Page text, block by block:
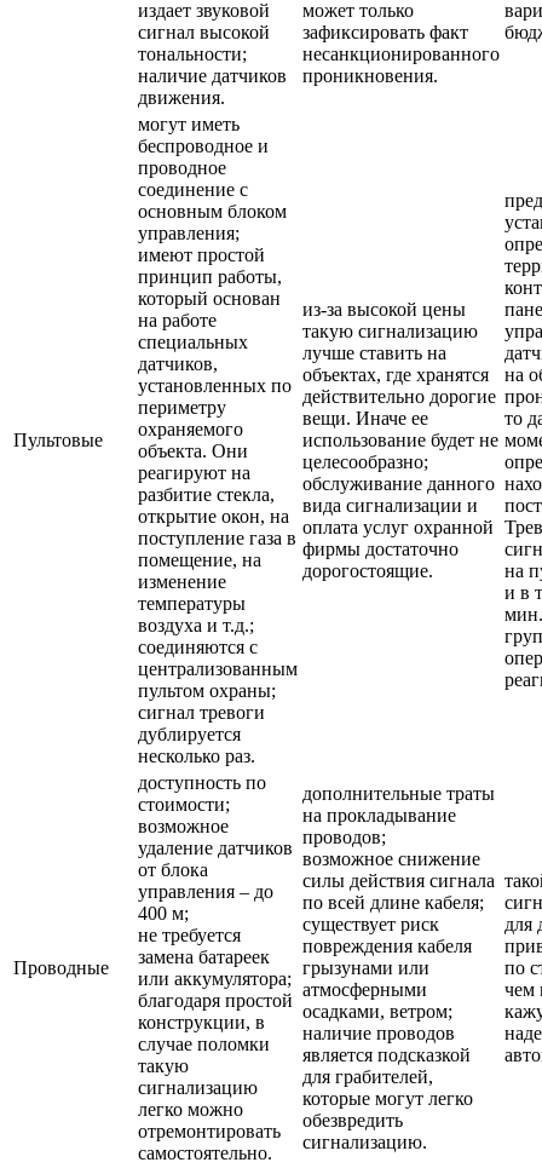
издает звуковой
сигнал высокой
тональности;
наличие датчиков
движения.
может только
зафиксировать факт
несанкционированного
проникновения.
Пультовые
могут иметь
беспроводное и
проводное
соединение с
основным блоком
управления;
имеют простой
принцип работы,
который основан
на работе
специальных
датчиков,
установленных по
периметру
охраняемого
объекта. Они
реагируют на
разбитие стекла,
открытие окон, на
поступление газа в
помещение, на
изменение
температуры
воздуха и т.д.;
соединяются с
централизованным
пультом охраны;
сигнал тревоги
дублируется
несколько раз.
из-за высокой цены
такую сигнализацию
лучше ставить на
объектах, где хранятся
действительно дорогие
вещи. Иначе ее
использование будет не
целесообразно;
обслуживание данного
вида сигнализации и
оплата услуг охранной
фирмы достаточно
дорогостоящие.
на
то
на
и в
Проводные
доступность по
стоимости;
возможное
удаление датчиков
от блока
управления – до
400 м;
не требуется
замена батареек
или аккумулятора;
благодаря простой
конструкции, в
случае поломки
такую
сигнализацию
легко можно
отремонтировать
самостоятельно.
дополнительные траты
на прокладывание
проводов;
возможное снижение
силы действия сигнала
по всей длине кабеля;
существует риск
повреждения кабеля
грызунами или
атмосферными
осадками, ветром;
наличие проводов
является подсказкой
для грабителей,
которые могут легко
обезвредить
сигнализацию.
для
по
чем